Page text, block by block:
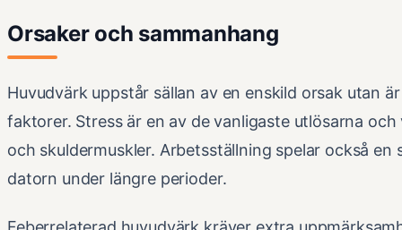
Orsaker och sammanhang
Huvudvärk uppstår sällan av en enskild orsak utan
faktorer. Stress är en av de vanligaste utlösarna
och skuldermuskler. Arbetsställning spelar också
datorn under längre perioder.